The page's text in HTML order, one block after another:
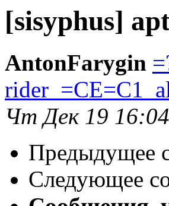
[sisyphus]
AntonFarygin
Чт Дек 19
Предыдущее
Следующее